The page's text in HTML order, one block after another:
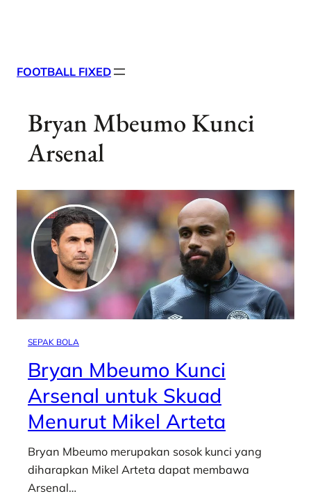
FOOTBALL FIXED
Bryan Mbeumo Kunci
Arsenal
SEPAK BOLA
Bryan Mbeumo Kunci
Arsenal untuk Skuad
Menurut Mikel Arteta
Bryan Mbeumo merupakan sosok kunci yang
diharapkan Mikel Arteta dapat membawa
Arsenal…